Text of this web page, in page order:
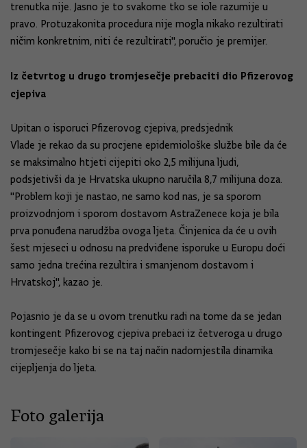
trenutka nije. Jasno je to svakome tko se iole razumije u
pravo. Protuzakonita procedura nije mogla nikako rezultirati
ničim konkretnim, niti će rezultirati", poručio je premijer.
Iz četvrtog u drugo tromjesečje prebaciti dio Pfizerovog
cjepiva
Upitan o isporuci Pfizerovog cjepiva, predsjednik
Vlade je rekao da su procjene epidemiološke službe bile da će
se maksimalno htjeti cijepiti oko 2,5 milijuna ljudi,
podsjetivši da je Hrvatska ukupno naručila 8,7 milijuna doza.
"Problem koji je nastao, ne samo kod nas, je sa sporom
proizvodnjom i sporom dostavom AstraZenece koja je bila
prva ponuđena narudžba ovoga ljeta. Činjenica da će u ovih
šest mjeseci u odnosu na predviđene isporuke u Europu doći
samo jedna trećina rezultira i smanjenom dostavom i
Hrvatskoj", kazao je.
Pojasnio je da se u ovom trenutku radi na tome da se jedan
kontingent Pfizerovog cjepiva prebaci iz četveroga u drugo
tromjesečje kako bi se na taj način nadomjestila dinamika
cijepljenja do ljeta.
Foto galerija